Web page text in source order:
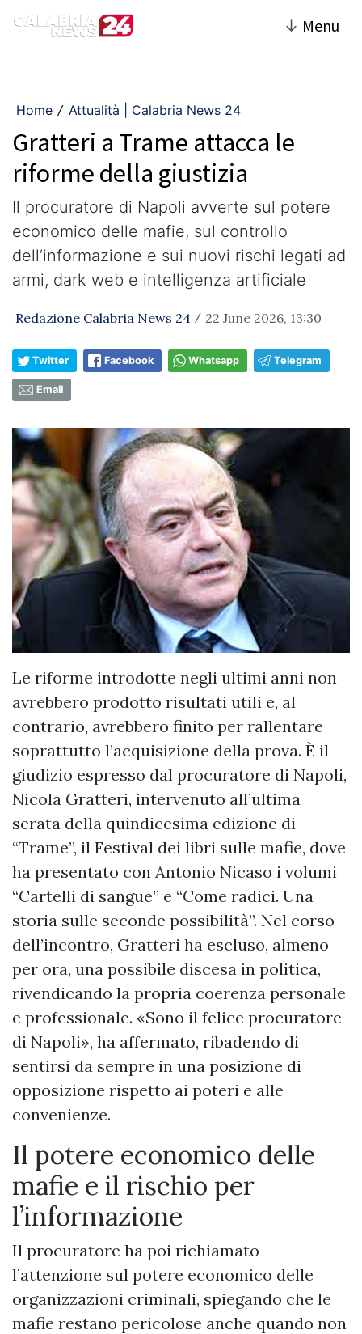
↓ Menu
Home / Attualità | Calabria News 24
Gratteri a Trame attacca le
riforme della giustizia
Il procuratore di Napoli avverte sul potere
economico delle mafie, sul controllo
dell’informazione e sui nuovi rischi legati ad
armi, dark web e intelligenza artificiale
Redazione Calabria News 24 / 22 June 2026, 13:30
Twitter Facebook Whatsapp Telegram
Email
Le riforme introdotte negli ultimi anni non
avrebbero prodotto risultati utili e, al
contrario, avrebbero finito per rallentare
soprattutto l’acquisizione della prova. È il
giudizio espresso dal procuratore di Napoli,
Nicola Gratteri, intervenuto all’ultima
serata della quindicesima edizione di
“Trame”, il Festival dei libri sulle mafie, dove
ha presentato con Antonio Nicaso i volumi
“Cartelli di sangue” e “Come radici. Una
storia sulle seconde possibilità”. Nel corso
dell’incontro, Gratteri ha escluso, almeno
per ora, una possibile discesa in politica,
rivendicando la propria coerenza personale
e professionale. «Sono il felice procuratore
di Napoli», ha affermato, ribadendo di
sentirsi da sempre in una posizione di
opposizione rispetto ai poteri e alle
convenienze.
Il potere economico delle
mafie e il rischio per
l’informazione
Il procuratore ha poi richiamato
l’attenzione sul potere economico delle
organizzazioni criminali, spiegando che le
mafie restano pericolose anche quando non